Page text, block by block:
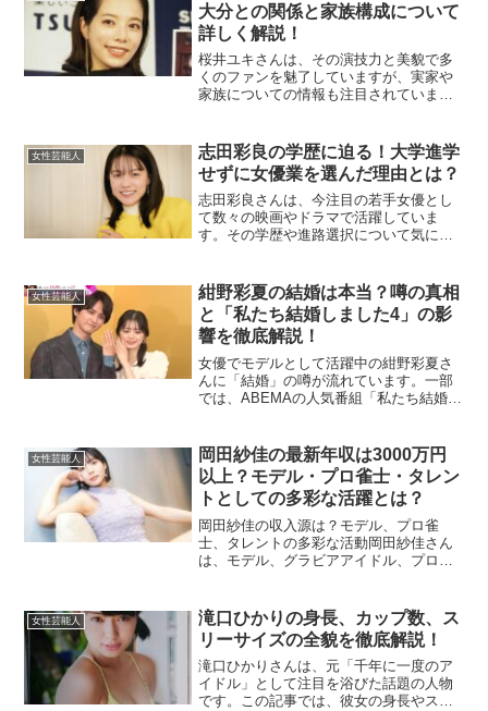
大分との関係と家族構成について
詳しく解説！
桜井ユキさんは、その演技力と美貌で多
くのファンを魅了していますが、実家や
家族についての情報も注目されていま
紹介します。桜井ユキの実家はどこ？桜
井ユキさんは、福岡県久留米...
女性芸能人
志田彩良の学歴に迫る！大学進学
せずに女優業を選んだ理由とは？
志田彩良さんは、今注目の若手女優とし
て数々の映画やドラマで活躍していま
す。その学歴や進路選択について気にな
ピソードや、大学進学をしなかった理由
を徹底解説します。志田彩良...
女性芸能人
紺野彩夏の結婚は本当？噂の真相
と「私たち結婚しました4」の影
響を徹底解説！
女優でモデルとして活躍中の紺野彩夏さ
んに「結婚」の噂が流れています。一部
では、ABEMAの人気番組「私たち結婚し
ょうか？この記事では、最新情報をもと
に噂の真相を解明し...
女性芸能人
岡田紗佳の最新年収は3000万円
以上？モデル・プロ雀士・タレン
トとしての多彩な活躍とは？
岡田紗佳の収入源は？モデル、プロ雀
士、タレントの多彩な活動岡田紗佳さん
は、モデル、グラビアアイドル、プロ雀
ら成り立っています。2024年現在、年収
は推定3000万円以上と...
女性芸能人
滝口ひかりの身長、カップ数、ス
リーサイズの全貌を徹底解説！
滝口ひかりさんは、元「千年に一度のア
イドル」として注目を浴びた話題の人物
です。この記事では、彼女の身長やスタ